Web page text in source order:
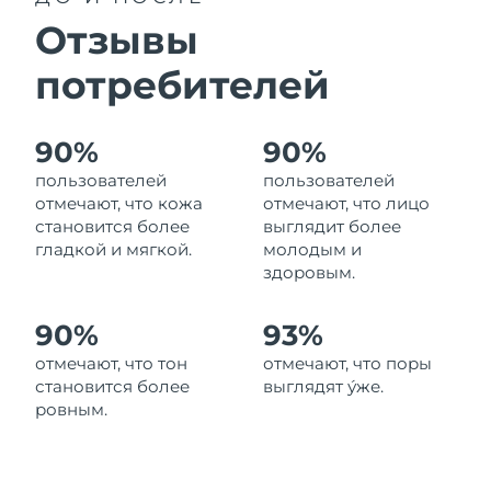
Отзывы
потребителей
90%
пользователей
отмечают, что кожа
становится более
гладкой и мягкой.
90%
пользователей
отмечают, что лицо
выглядит более
молодым и
здоровым.
90%
отмечают, что тон
становится более
ровным.
93%
отмечают, что поры
выглядят у́же.
Израиль
Япония
Ожидаемая дата доставки
8/11/26
Джерси
Ожидаемая дата доставки
Казахстан
Кувейт
Ожидаемая дата доставки